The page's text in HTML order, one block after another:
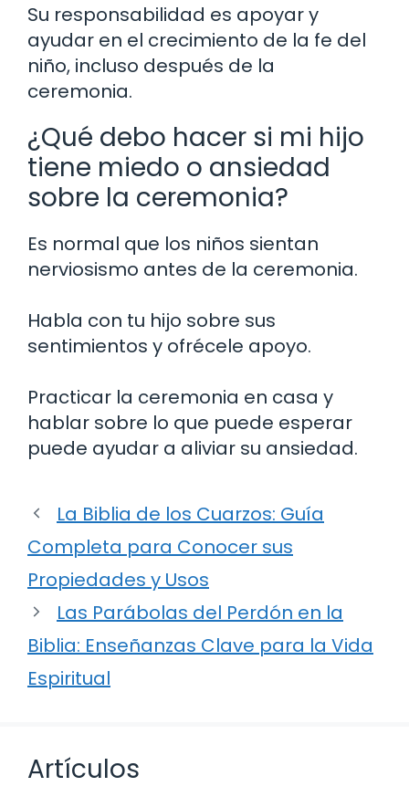
Su responsabilidad es apoyar y
ayudar en el crecimiento de la fe del
niño, incluso después de la
ceremonia.
¿Qué debo hacer si mi hijo
tiene miedo o ansiedad
sobre la ceremonia?
Es normal que los niños sientan
nerviosismo antes de la ceremonia.
Habla con tu hijo sobre sus
sentimientos y ofrécele apoyo.
Practicar la ceremonia en casa y
hablar sobre lo que puede esperar
puede ayudar a aliviar su ansiedad.
La Biblia de los Cuarzos: Guía
Completa para Conocer sus
Propiedades y Usos
Las Parábolas del Perdón en la
Biblia: Enseñanzas Clave para la Vida
Espiritual
Artículos